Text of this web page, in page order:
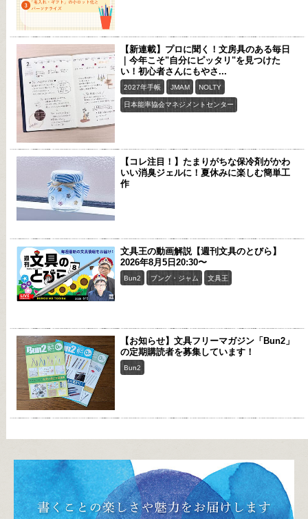
【新連載】プロに聞く！文房具のある毎日
｜今年こそ"自分にピッタリ"を見つけた
い！初心者さんにもやさ...
2027年手帳 JMAM NOLTY
日本能率協会マネジメントセンター
【コレ注目！】たまりがちな保冷剤がかわ
いい消臭ジェルに！夏休みに楽しむ簡単工
作
文具王の動画解説【週刊文具のとびら】
2026年8月5日20:30〜
Bun2 ブング・ジャム 文具王
【お知らせ】文具フリーマガジン「Bun2」
の定期購読者を募集しています！
Bun2